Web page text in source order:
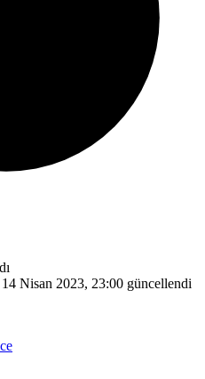
14 Nisan 2023, 23:00 güncellendi